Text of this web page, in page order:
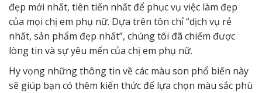
đẹp mới nhất, tiên tiến nhất để phục vụ việc làm đẹp
của mọi chị em phụ nữ. Dựa trên tôn chỉ “dịch vụ rẻ
nhất, sản phẩm đẹp nhất”, chúng tôi đã chiếm được
lòng tin và sự yêu mến của chị em phụ nữ.
Hy vọng những thông tin về các màu son phổ biến này
sẽ giúp bạn có thêm kiến ​​thức để lựa chọn màu sắc phù